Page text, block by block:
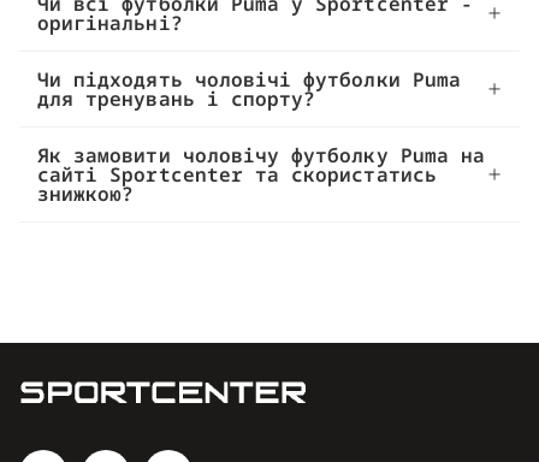
оригінальні?
Чи підходять чоловічі футболки Puma
для тренувань і спорту?
Як замовити чоловічу футболку Puma на
сайті Sportcenter та скористатись
знижкою?